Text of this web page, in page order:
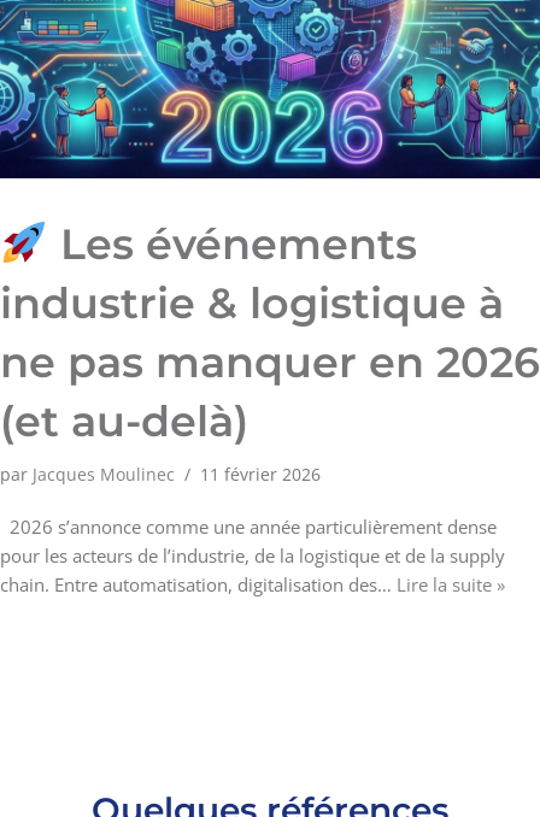
Les événements
industrie & logistique à
ne pas manquer en 2026
(et au-delà)
par Jacques Moulinec 11 février 2026
2026 s’annonce comme une année particulièrement dense
pour les acteurs de l’industrie, de la logistique et de la supply
chain. Entre automatisation, digitalisation des… Lire la suite »